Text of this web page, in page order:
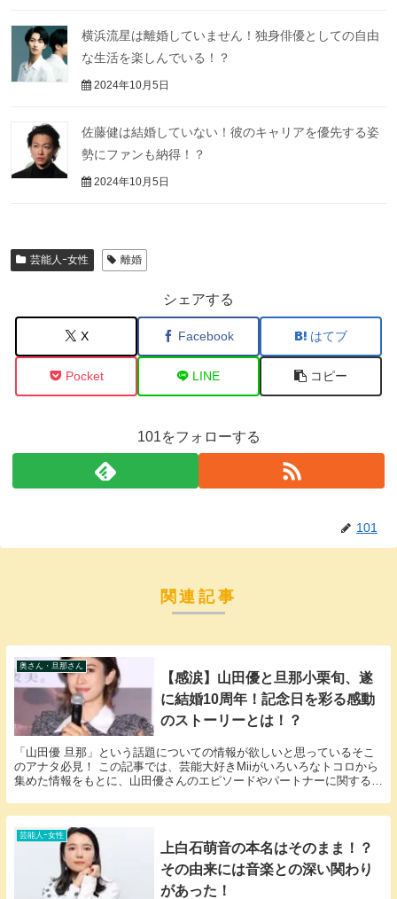
横浜流星は離婚していません！独身俳優としての自由
な生活を楽しんでいる！？
2024年10月5日
佐藤健は結婚していない！彼のキャリアを優先する姿
勢にファンも納得！？
2024年10月5日
芸能人ｰ女性 離婚
シェアする
X Facebook はてブ
Pocket LINE コピー
101をフォローする
101
関連記事
奥さん・旦那さん
【感涙】山田優と旦那小栗旬、遂
に結婚10周年！記念日を彩る感動
のストーリーとは！？
「山田優 旦那」という話題についての情報が欲しいと思っているそこ
のアナタ必見！ この記事では、芸能大好きMiiがいろいろなトコロから
集めた情報をもとに、山田優さんのエピソードやパートナーに関する
芸能人ｰ女性
上白石萌音の本名はそのまま！？
その由来には音楽との深い関わり
があった！